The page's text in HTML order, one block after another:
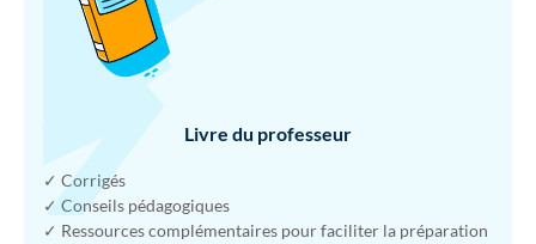
Livre du professeur
✓ Corrigés
✓ Conseils pédagogiques
✓ Ressources complémentaires pour faciliter la préparation